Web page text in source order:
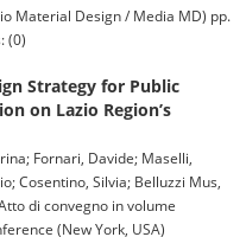
Material Design / Media MD) pp.
(0)
Strategy for Public
on Lazio Region’s
Fornari, Davide; Maselli,
Cosentino, Silvia; Belluzzi Mus,
di convegno in volume
(New York, USA)